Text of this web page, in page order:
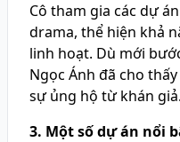
Cô tham gia các dự
drama, thể hiện khả
linh hoạt. Dù mới
Ngọc Ánh đã cho
sự ủng hộ từ khán giả.
3. Một số dự án nổi